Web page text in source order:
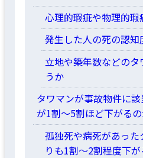
心理的瑕疵や物理的
発生した人の死の認知
立地や築年数などの
うか
タワマンが事故物件に
が1割〜5割ほど下がる
孤独死や病死があっ
りも1割〜2割程度下が